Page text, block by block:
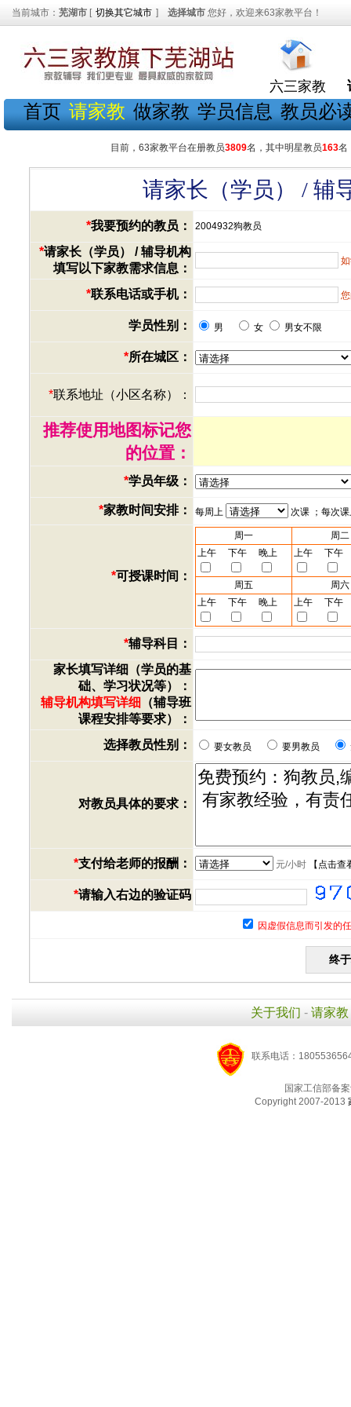
当前城市： 芜湖市 [ 切换其它城市 ] 选择城市 您好，欢迎来63家教平台！
六三家教
首页 请家教 做家教 学员信息 教员必
目前，63家教平台在册教员3809名，其中明星教员163名
请家长（学员） / 辅
*我要预约的教员： 2004932狗教员
*请家长（学员） / 辅导机构
填写以下家教需求信息：
*联系电话或手机：
学员性别： 男 女 男女不限
*所在城区：
*联系地址（小区名称）：
推荐使用地图标记您
的位置：
*学员年级：
*家教时间安排： 每周上 次课 ；每次
*可授课时间：
周一
周二
上午
下午 晚上 上午 下午
周五
周六
上午
下午 晚上 上午 下午
*辅导科目：
家长填写详细（学员的基
础、学习状况等）：
辅导机构填写详细 （辅导班
课程安排等要求）：
选择教员性别：
要女教员 要男教员
对教员具体的要求：
*支付给老师的报酬： 元/小时【 点击查
*请输入右边的验证码
因虚假信息而引发的
关于我们 - 请家教
联系电话：
国家工信部备
Copyright 2007-2013